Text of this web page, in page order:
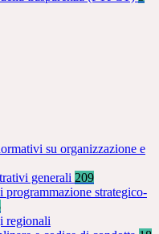
su organizzazione e
generali 209
programmazione strategico-
regionali